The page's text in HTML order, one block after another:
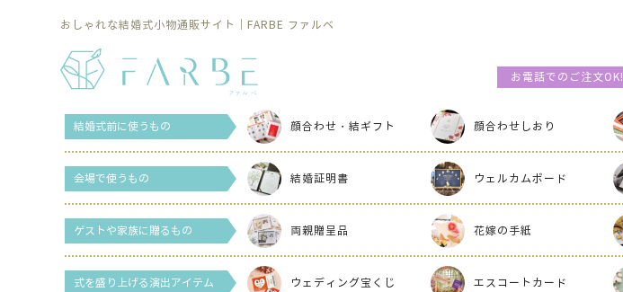
おしゃれな結婚式小物通販サイト｜FARBE ファルベ
お電話でのご注文OK!
結婚式前に使うもの 顔合わせ・結ギフト 顔合わせしおり
会場で使うもの 結婚証明書 ウェルカムボード
ゲストや家族に贈るもの 両親贈呈品 花嫁の手紙
式を盛り上げる演出アイテム ウェディング宝くじ エスコートカード